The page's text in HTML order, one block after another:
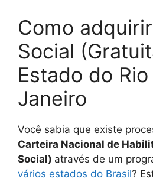
Como
Social
Estado do
Janeiro
Você sabia que existe
Carteira Nacional de
Social) através de um
vários estados do Brasil?